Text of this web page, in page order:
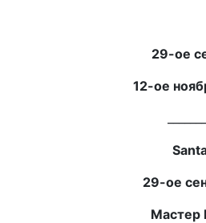
29-ое
12-ое
29-ое
Мастер